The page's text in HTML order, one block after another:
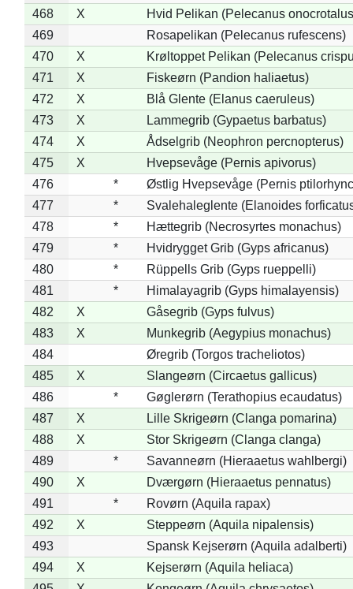
468
X
Hvid Pelikan (Pelecanus
469
Rosapelikan (Pelecanus rufescens)
470
X
Krøltoppet Pelikan (Pelecanus
471
X
Fiskeørn (Pandion haliaetus)
472
X
Blå Glente (Elanus caeruleus)
473
X
Lammegrib (Gypaetus barbatus)
474
X
Ådselgrib (Neophron percnopterus)
475
X
Hvepsevåge (Pernis apivorus)
476
*
Østlig Hvepsevåge (Pernis
477
*
Svalehaleglente (Elanoides
478
*
Hættegrib (Necrosyrtes monachus)
479
*
Hvidrygget Grib (Gyps africanus)
480
*
Rüppells Grib (Gyps rueppelli)
481
*
Himalayagrib (Gyps himalayensis)
482
X
Gåsegrib (Gyps fulvus)
483
X
Munkegrib (Aegypius monachus)
484
Øregrib (Torgos tracheliotos)
485
X
Slangeørn (Circaetus gallicus)
486
*
Gøglerørn (Terathopius ecaudatus)
487
X
Lille Skrigeørn (Clanga pomarina)
488
X
Stor Skrigeørn (Clanga clanga)
489
*
Savanneørn (Hieraaetus wahlbergi)
490
X
Dværgørn (Hieraaetus pennatus)
491
*
Rovørn (Aquila rapax)
492
X
Steppeørn (Aquila nipalensis)
493
Spansk Kejserørn (Aquila adalberti)
494
X
Kejserørn (Aquila heliaca)